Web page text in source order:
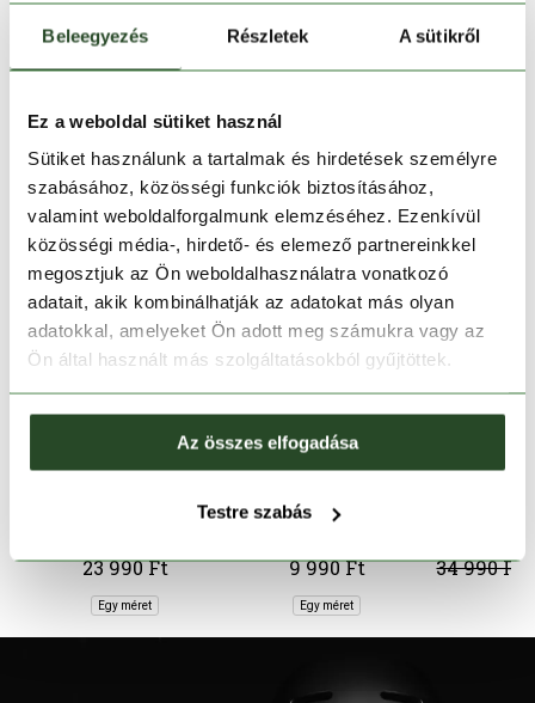
Beleegyezés Részletek A sütikről
Ez a weboldal sütiket használ
Sütiket használunk a tartalmak és hirdetések személyre
szabásához, közösségi funkciók biztosításához,
valamint weboldalforgalmunk elemzéséhez. Ezenkívül
közösségi média-, hirdető- és elemező partnereinkkel
megosztjuk az Ön weboldalhasználatra vonatkozó
adatait, akik kombinálhatják az adatokat más olyan
adatokkal, amelyeket Ön adott meg számukra vagy az
Ön által használt más szolgáltatásokból gyűjtöttek.
Az összes elfogadása
Testre szabás
TERMÉKLEÍRÁS
TERMÉK RÉSZLETEK
HASONLÓ TERMÉKEK
23 990 Ft
Egy méret
BARTS
9 990 Ft
Egy méret
-40%
34 990 Ft